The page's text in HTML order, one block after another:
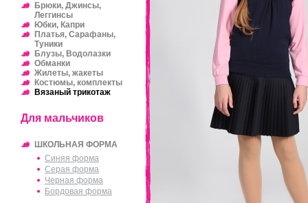
Брюки, Джинсы,
Леггинсы
Юбки, Капри
Платья, Сарафаны,
Туники
Блузы, Водолазки
Обманки
Жилеты, жакеты
Костюмы, комплекты
Вязаный трикотаж
Для мальчиков
ШКОЛЬНАЯ ФОРМА
Синяя форма
Серая форма
Черная форма
Бордовая форма